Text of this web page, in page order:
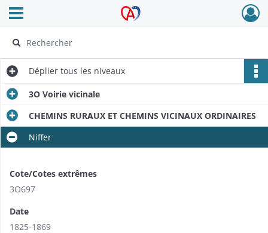
Archives Alsace - Colmar
Ouvrir le menu déroulant
Déplier tous les niveaux
3O Voirie vicinale
CHEMINS RURAUX ET CHEMINS VICINAUX ORDINAIRES
Niffer
Cote/Cotes extrêmes
3O697
Date
1825-1869